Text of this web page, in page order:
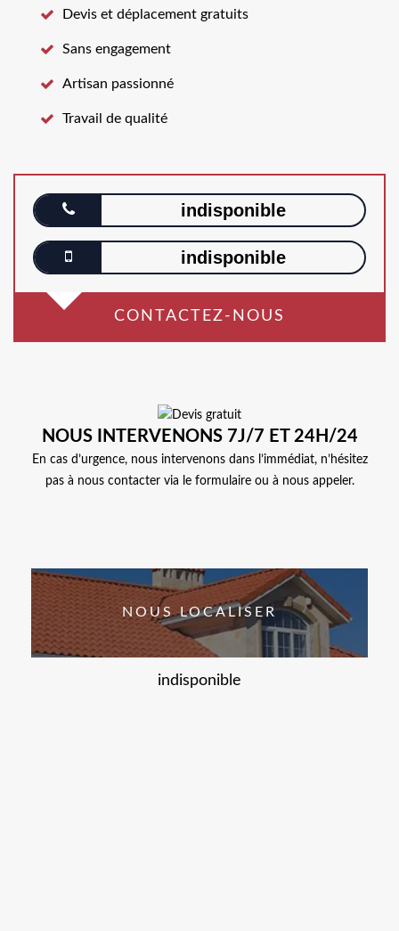
Devis et déplacement gratuits
Sans engagement
Artisan passionné
Travail de qualité
indisponible
indisponible
CONTACTEZ-NOUS
NOUS INTERVENONS 7J/7 ET 24H/24
En cas d’urgence, nous intervenons dans l’immédiat, n’hésitez
pas à nous contacter via le formulaire ou à nous appeler.
NOUS LOCALISER
indisponible